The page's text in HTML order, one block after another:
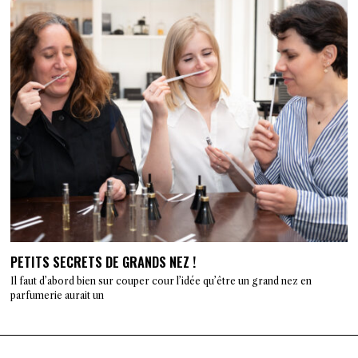
PETITS SECRETS DE GRANDS NEZ !
Il faut d’abord bien sur couper cour l’idée qu’être un grand nez en
parfumerie aurait un